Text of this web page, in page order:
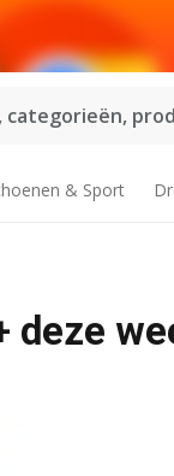
categorieën,
& Sport